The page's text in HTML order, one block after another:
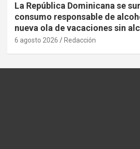
La República Dominicana se
consumo responsable de
nueva ola de vacaciones sin
6 agosto 2026 Redacción